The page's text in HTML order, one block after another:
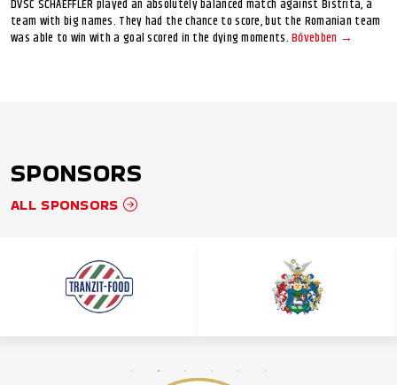
DVSC SCHAEFFLER played an absolutely balanced match against Bistrita, a
team with big names. They had the chance to score, but the Romanian team
was able to win with a goal scored in the dying moments.Bővebben →
SPONSORS
ALL SPONSORS